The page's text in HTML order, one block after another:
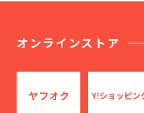
オンラインストア